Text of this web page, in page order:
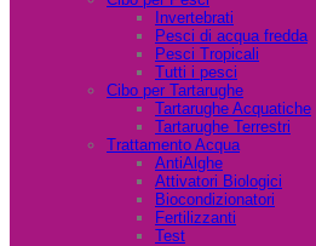
Invertebrati
Pesci di acqua fredda
Pesci Tropicali
Tutti i pesci
Cibo per Tartarughe
Tartarughe Acquatiche
Tartarughe Terrestri
Trattamento Acqua
AntiAlghe
Attivatori Biologici
Biocondizionatori
Fertilizzanti
Test